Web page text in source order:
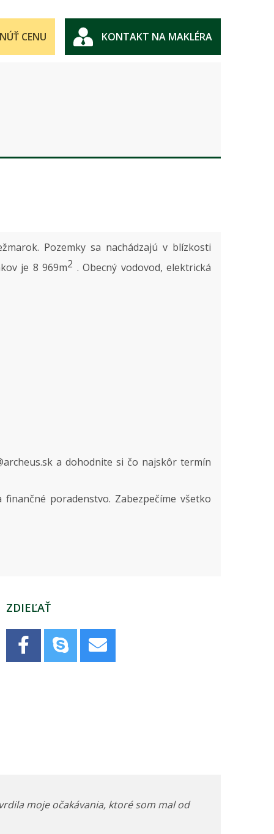
CENU KONTAKT NA MAKLÉRA
Pozemky sa nachádzajú v blízkosti
je 8 969m2 . Obecný vodovod, elektrická
a dohodnite si čo najskôr termín
poradenstvo. Zabezpečíme všetko
ZDIEĽAŤ
moje očakávania, ktoré som mal od